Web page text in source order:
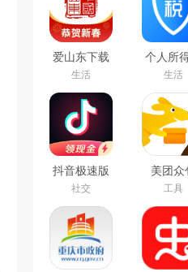
爱山东下载
app官方最
新版
生活
个人所
app下载
装官方
最新
生活
抖音极速版
免费下载
2026最新版
社交
美团众
app
工具